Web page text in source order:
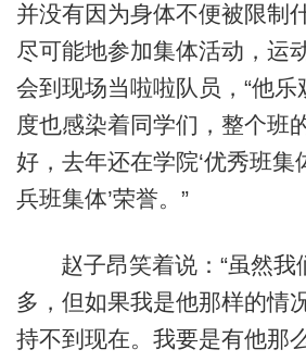
并没有因为身体不便被限制
尽可能地参加集体活动，运
会到现场当啦啦队员，“他
度也感染着同学们，整个班
好，去年还在学院‘优秀班集
兵班集体’荣誉。”
赵子昂笑着说：“虽然我
多，但如果我是他那样的情
持不到现在。我要是有他那